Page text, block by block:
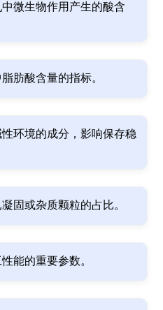
微生物作用产生的酸含
肪酸含量的指标。
环境的成分，影响保存稳
固或杂质颗粒的占比。
能的重要参数。